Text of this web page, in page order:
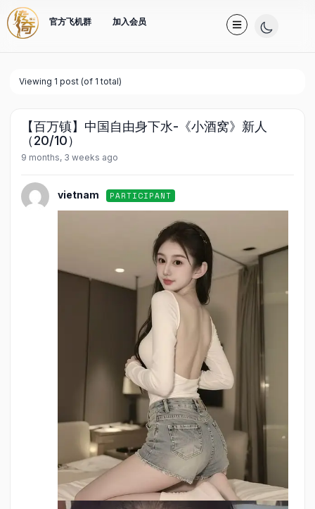
官方飞机群 加入会员
Viewing 1 post (of 1 total)
【百万镇】中国自由身下水-《小酒窝》新人
（20/10）
9 months, 3 weeks ago
vietnam PARTICIPANT